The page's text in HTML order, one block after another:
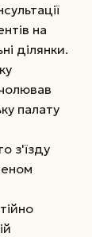
на
ділянки.
палату
з'їзду